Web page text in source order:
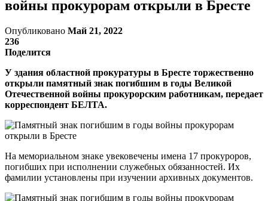
войны прокурорам открыли в Бресте
Опубликовано Май 21, 2022
236
Поделится
У здания областной прокуратуры в Бресте торжественно
открыли памятный знак погибшим в годы Великой
Отечественной войны прокурорским работникам, передает
корреспондент БЕЛТА.
На мемориальном знаке увековечены имена 17 прокуроров,
погибших при исполнении служебных обязанностей. Их
фамилии установлены при изучении архивных документов.